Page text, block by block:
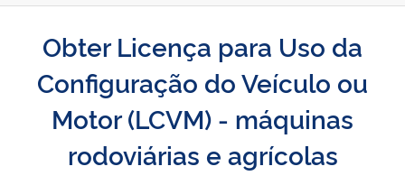
Obter Licença para Uso da
Configuração do Veículo ou
Motor (LCVM) - máquinas
rodoviárias e agrícolas